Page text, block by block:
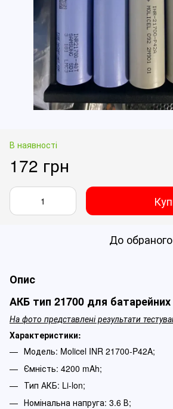
В наявності
172 грн
До обраного
Опис
АКБ тип 21700 для батарейних
На фото представлені результати
Характеристики:
Модель: Molicel INR 21700-P42A;
Ємність: 4200 mAh;
Тип АКБ: Li-lon;
Номінальна напруга: 3.6 В;